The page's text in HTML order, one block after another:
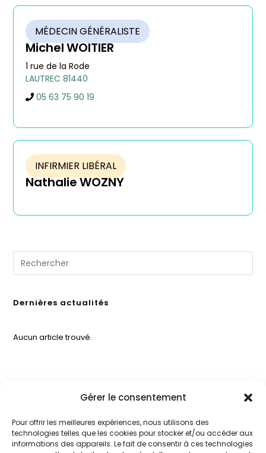
Gérer le consentement
Pour offrir les meilleures expériences, nous utilisons des
technologies telles que les cookies pour stocker et/ou accéder aux
informations des appareils. Le fait de consentir à ces technologies
MÉDECIN GÉNÉRALISTE
MichelWOITIER
1 rue de la Rode
LAUTREC 81440
05 63 75 90 19
INFIRMIER LIBÉRAL
NathalieWOZNY
Dernières actualités
Aucun article trouvé.
13 avenue Jules
Pélissier 81120
locaux